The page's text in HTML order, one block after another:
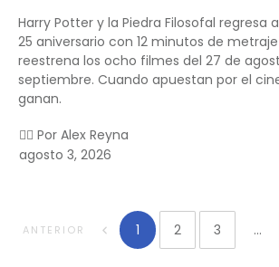
Harry Potter y la Piedra Filosofal regresa
25 aniversario con 12 minutos de
reestrena los ocho filmes del 27 de
septiembre. Cuando apuestan por el
ganan.
✍🏻 Por Alex Reyna
agosto 3, 2026
ANTERIOR 1 2 3 ...